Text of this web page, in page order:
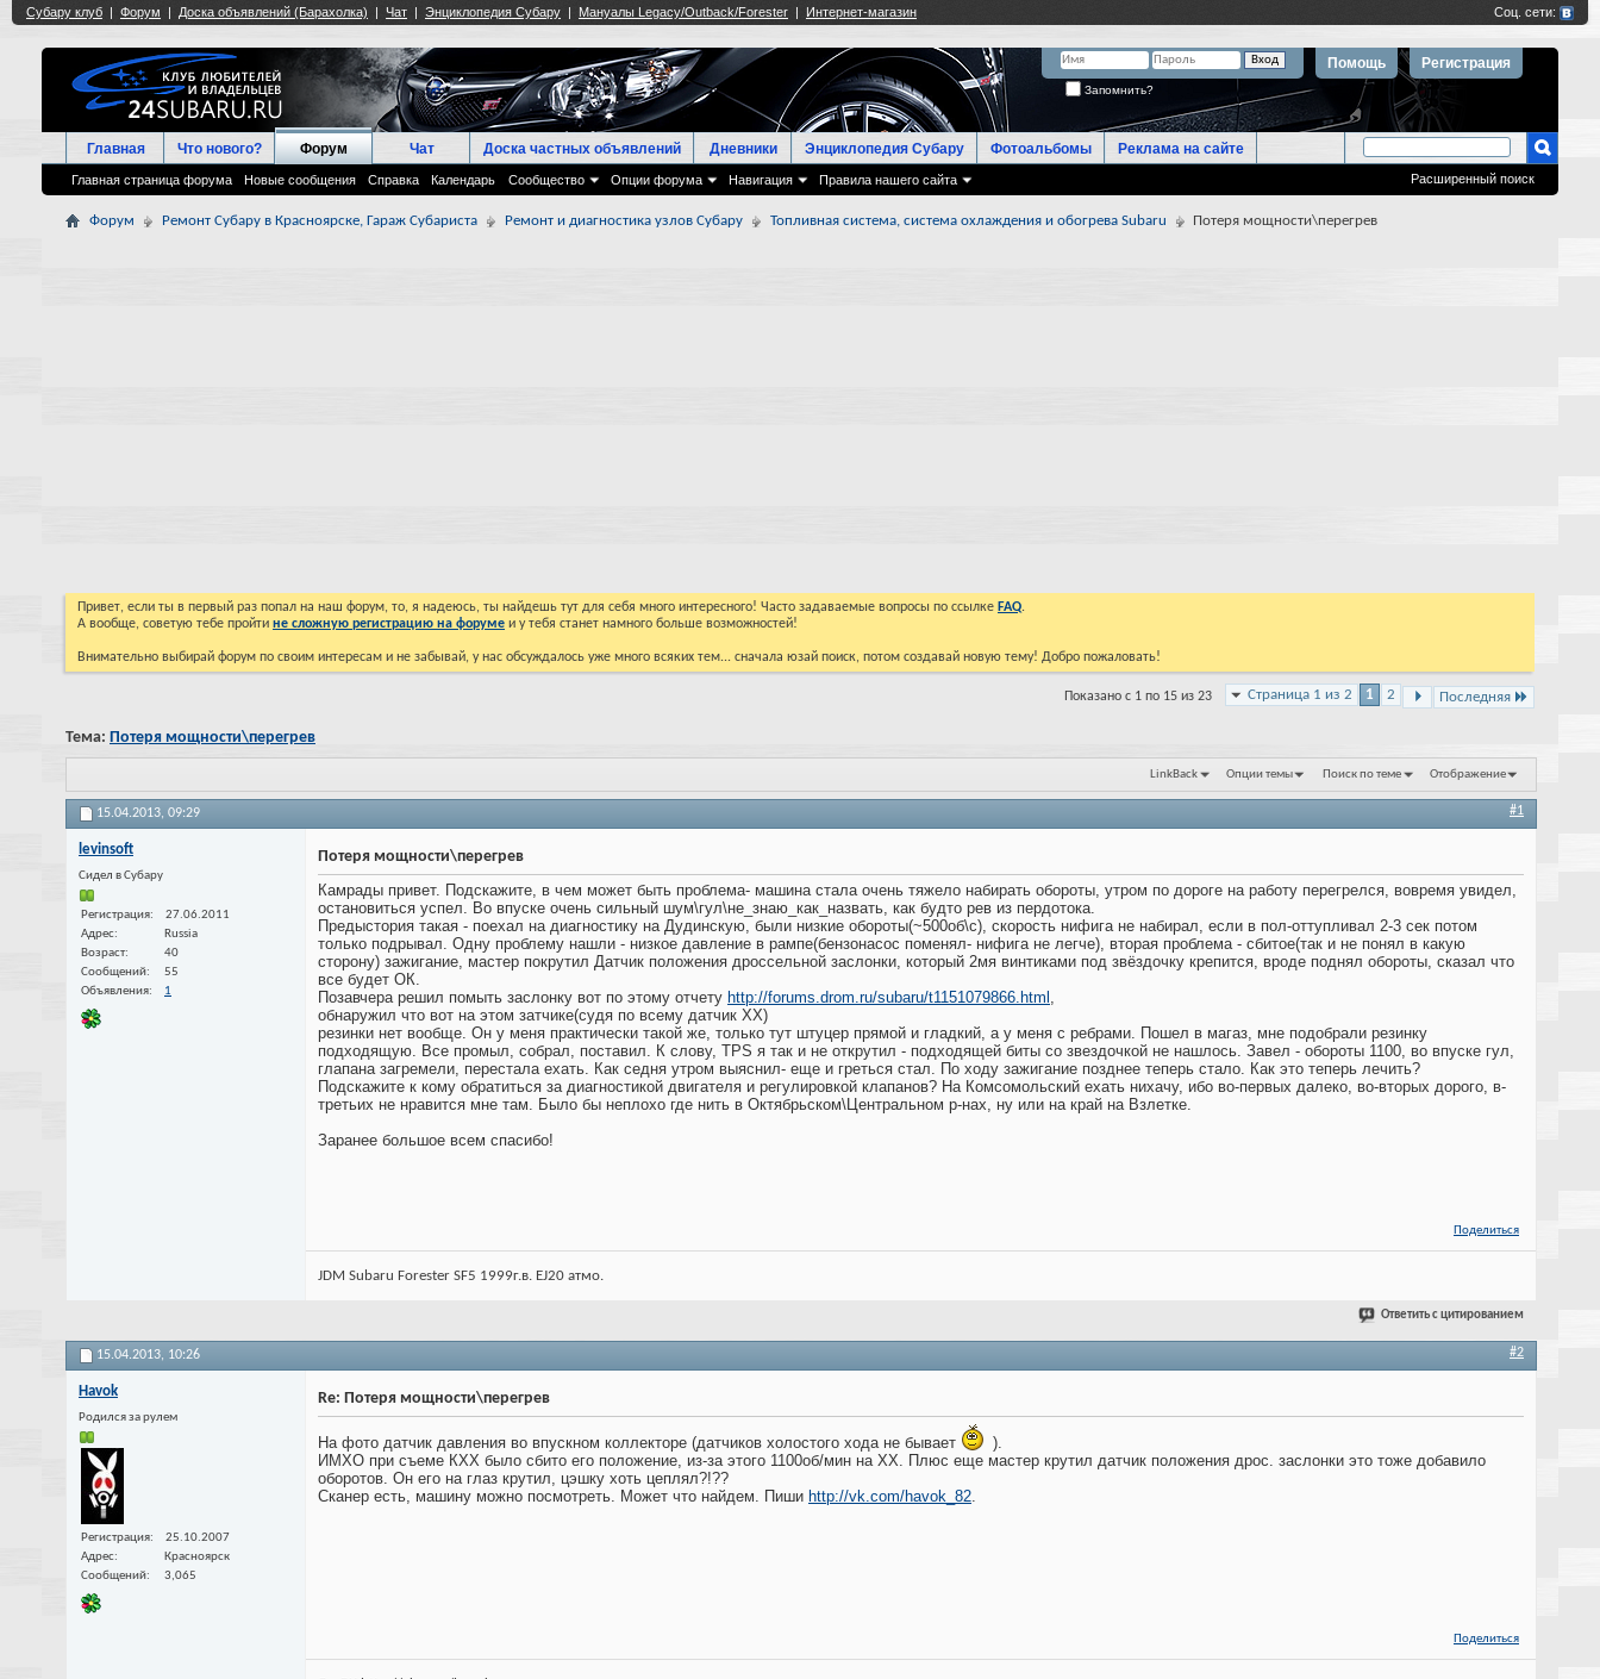
Регистрация
Помощь
Запомнить?
Главная Что нового? Форум
Главная страница форума Новые сообщения Справка Календарь Сообщество Опции форума Навигация Правила нашего сайта
Чат Доска частных объявлений Дневники Энциклопедия Субару Фотоальбомы Реклама на сайте
Расширенный поиск
Форум Ремонт Субару в Красноярске, Гараж Субариста Ремонт и диагностика узлов Субару Топливная система, система охлаждения и обогрева Subaru Потеря мощности\перегрев
Привет, если ты в первый раз попал на наш форум, то, я надеюсь, ты найдешь тут для себя много интересного! Часто задаваемые вопросы по ссылке FAQ.
А вообще, советую тебе пройти не сложную регистрацию на форуме и у тебя станет намного больше возможностей!
Внимательно выбирай форум по своим интересам и не забывай, у нас обсуждалось уже много всяких тем... сначала юзай поиск, потом создавай новую тему! Добро пожаловать!
Страница 1 из 2 1 2 Последняя
Показано с 1 по 15 из 23
Тема: Потеря мощности\перегрев
LinkBack Опции темы Поиск по теме Отображение
15.04.2013, 09:29 #1
levinsoft
Cидел в Субару
Регистрация
27.06.2011
Адрес
Russia
Возраст
40
Сообщений
55
Объявления
1
Потеря мощности\перегрев
Камрады привет. Подскажите, в чем может быть проблема- машина стала очень тяжело набирать обороты, утром по дороге на работу перегрелся, вовремя увидел,
остановиться успел. Во впуске очень сильный шум\гул\не_знаю_как_назвать, как будто рев из пердотока.
Предыстория такая - поехал на диагностику на Дудинскую, были низкие обороты(~500об\с), скорость нифига не набирал, если в пол-оттупливал 2-3 сек потом
только подрывал. Одну проблему нашли - низкое давление в рампе(бензонасос поменял- нифига не легче), вторая проблема - сбитое(так и не понял в какую
сторону) зажигание, мастер покрутил Датчик положения дроссельной заслонки, который 2мя винтиками под звёздочку крепится, вроде поднял обороты, сказал что
все будет ОК.
Позавчера решил помыть заслонку вот по этому отчету http://forums.drom.ru/subaru/t1151079866.html ,
обнаружил что вот на этом затчике(судя по всему датчик ХХ)
резинки нет вообще. Он у меня практически такой же, только тут штуцер прямой и гладкий, а у меня с ребрами. Пошел в магаз, мне подобрали резинку
подходящую. Все промыл, собрал, поставил. К слову, TPS я так и не открутил - подходящей биты со звездочкой не нашлось. Завел - обороты 1100, во впуске гул,
глапана загремели, перестала ехать. Как седня утром выяснил- еще и греться стал. По ходу зажигание позднее теперь стало. Как это теперь лечить?
Подскажите к кому обратиться за диагностикой двигателя и регулировкой клапанов? На Комсомольский ехать нихачу, ибо во-первых далеко, во-вторых дорого, в-
третьих не нравится мне там. Было бы неплохо где нить в Октябрьском\Центральном р-нах, ну или на край на Взлетке.
Заранее большое всем спасибо!
Поделиться
JDM Subaru Forester SF5 1999г.в. EJ20 атмо.
Ответить с цитированием
15.04.2013, 10:26 #2
Havok
Родился за рулем
Регистрация
25.10.2007
Адрес
Красноярск
Сообщений
3,065
Re: Потеря мощности\перегрев
На фото датчик давления во впускном коллекторе (датчиков холостого хода не бывает
).
ИМХО при съеме КХХ было сбито его положение, из-за этого 1100об/мин на ХХ. Плюс еще мастер крутил датчик положения дрос. заслонки это тоже добавило
оборотов. Он его на глаз крутил, цэшку хоть цеплял?!??
Сканер есть, машину можно посмотреть. Может что найдем. Пиши http://vk.com/havok_82.
Поделиться